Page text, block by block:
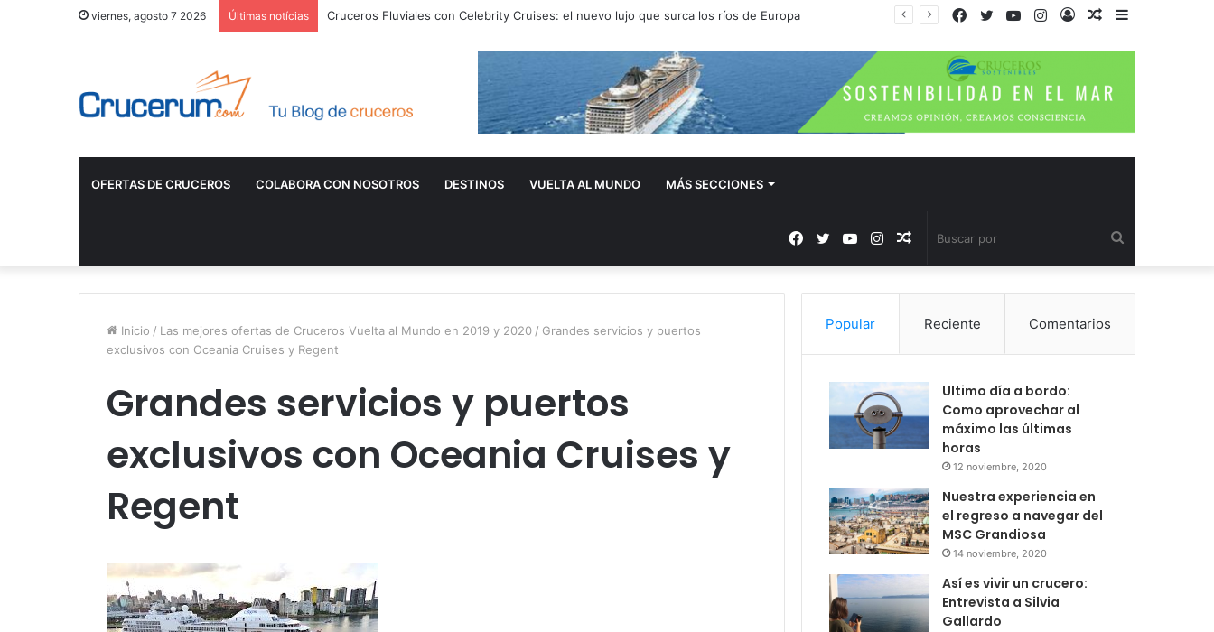
viernes, agosto 7 2026 Últimas notícias Cruceros Fluviales con Celebrity Cruises: el nuevo lujo que surca los ríos de Europa
Barra
Publicación
Acceso
Instagram
YouTube
Twitter
Facebook
OFERTAS DE CRUCEROS COLABORA CON NOSOTROS DESTINOS VUELTA AL MUNDO MÁS SECCIONES
por
Publicación
al
Instagram
YouTube
Twitter
Facebook
Inicio / Las mejores ofertas de Cruceros Vuelta al Mundo en 2019 y 2020 / Grandes servicios y puertos
exclusivos con Oceania Cruises y Regent
Grandes servicios y puertos
exclusivos con Oceania Cruises y
Regent
Popular Reciente Comentarios
Ultimo día a bordo:
Como aprovechar al
máximo las últimas
horas
12 noviembre, 2020
Nuestra experiencia en
el regreso a navegar del
MSC Grandiosa
14 noviembre, 2020
Así es vivir un crucero:
Entrevista a Silvia
Gallardo